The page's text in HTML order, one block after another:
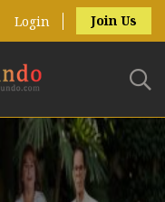
Login Join Us